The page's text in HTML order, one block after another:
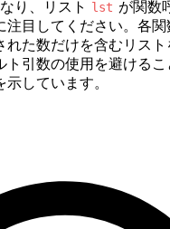
り、リスト lst が関数
目してください。各関
た数だけを含むリスト
ト引数の使用を避ける
しています。